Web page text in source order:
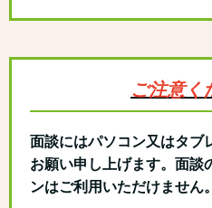
ご注意く
面談にはパソコン又はタブ
お願い申し上げます。面談
ンはご利用いただけません。